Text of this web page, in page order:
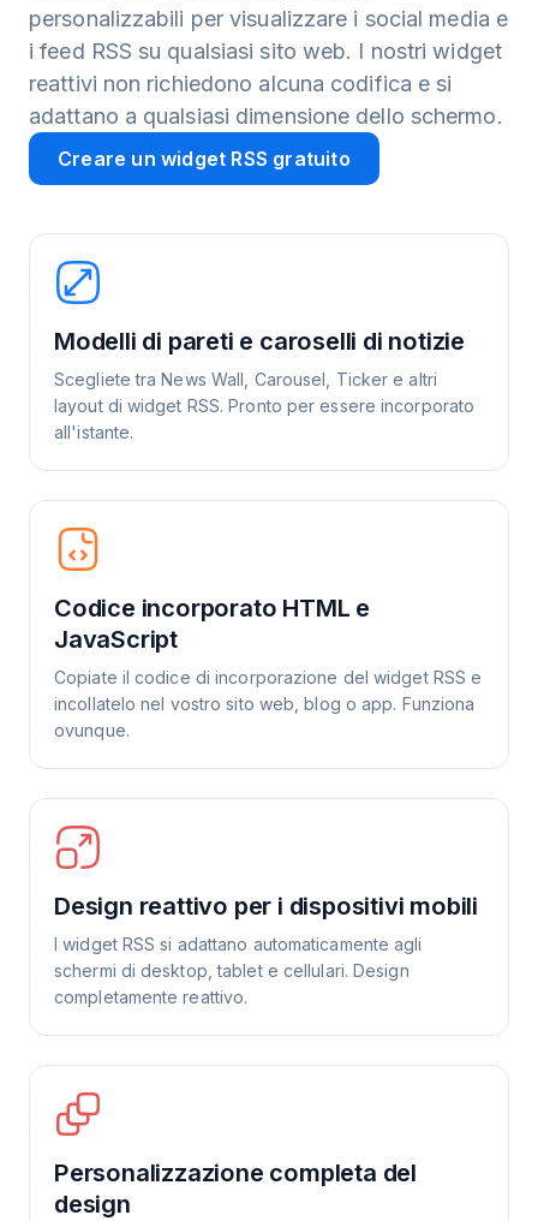
personalizzabili per visualizzare i social media e
i feed RSS su qualsiasi sito web. I nostri widget
reattivi non richiedono alcuna codifica e si
adattano a qualsiasi dimensione dello schermo.
Creare un widget RSS gratuito
Modelli di pareti e caroselli di notizie
Scegliete tra News Wall, Carousel, Ticker e altri
layout di widget RSS. Pronto per essere incorporato
all'istante.
Codice incorporato HTML e
JavaScript
Copiate il codice di incorporazione del widget RSS e
incollatelo nel vostro sito web, blog o app. Funziona
ovunque.
Design reattivo per i dispositivi mobili
I widget RSS si adattano automaticamente agli
schermi di desktop, tablet e cellulari. Design
completamente reattivo.
Personalizzazione completa del
design